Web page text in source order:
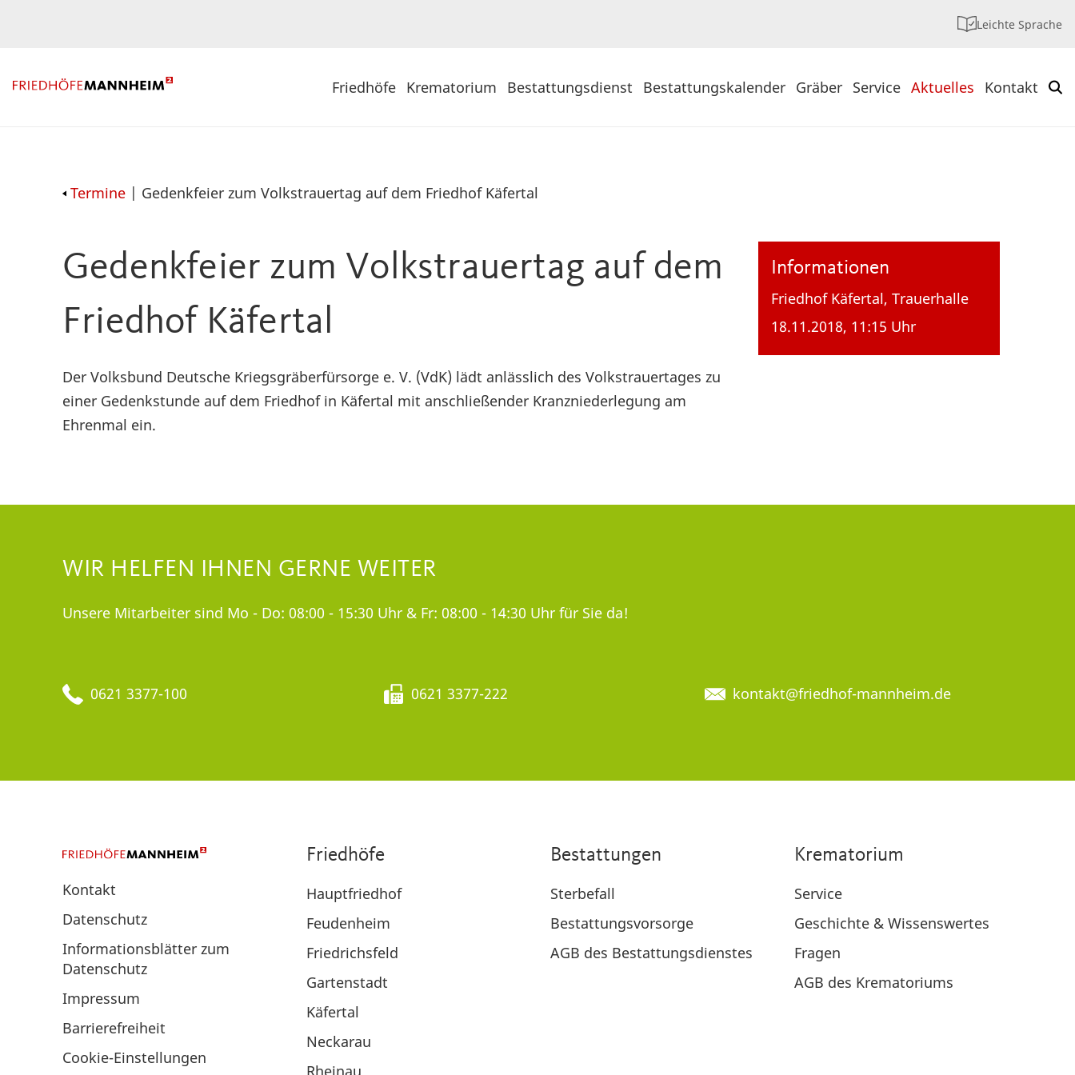
Leichte Sprache
Friedhöfe Krematorium Bestattungsdienst Bestattungskalender Gräber Service Aktuelles Kontakt
Termine | Gedenkfeier zum Volkstrauertag auf dem Friedhof Käfertal
Gedenkfeier zum Volkstrauertag auf dem
Friedhof Käfertal
Der Volksbund Deutsche Kriegsgräberfürsorge e. V. (VdK) lädt anlässlich des Volkstrauertages zu
einer Gedenkstunde auf dem Friedhof in Käfertal mit anschließender Kranzniederlegung am
Ehrenmal ein.
Informationen
Friedhof Käfertal, Trauerhalle
18.11.2018, 11:15 Uhr
WIR HELFEN IHNEN GERNE WEITER
Unsere Mitarbeiter sind Mo - Do: 08:00 - 15:30 Uhr & Fr: 08:00 - 14:30 Uhr für Sie da!
0621 3377-100 0621 3377-222 kontakt@friedhof-mannheim.de
Kontakt
Datenschutz
Informationsblätter zum
Datenschutz
Impressum
Barrierefreiheit
Cookie-Einstellungen
Friedhöfe
Hauptfriedhof
Feudenheim
Friedrichsfeld
Gartenstadt
Käfertal
Neckarau
Rheinau
Bestattungen
Sterbefall
Bestattungsvorsorge
AGB des Bestattungsdienstes
Krematorium
Service
Geschichte & Wissenswertes
Fragen
AGB des Krematoriums